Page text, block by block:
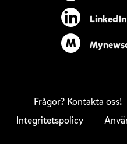
LinkedIn
M
Frågor? Kontakta oss!
Integritetspolicy